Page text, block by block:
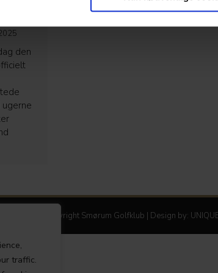
traffic.
den
© 2025 Copyright Smørum Golfklub | Design by: